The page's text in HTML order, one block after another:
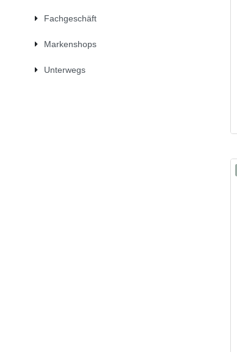
Fachgeschäft
Markenshops
Unterwegs